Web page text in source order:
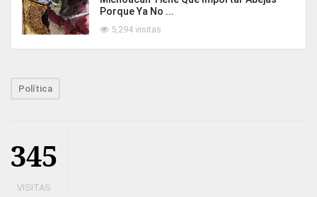
Porque Ya No ...
5,294 visitas
Política
345
VISITAS